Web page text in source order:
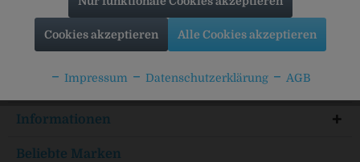
Service Hotline
Shop Service
Informationen
Beliebte Marken
Cookies akzeptieren Alle Cookies akzeptieren
Impressum Datenschutzerklärung AGB